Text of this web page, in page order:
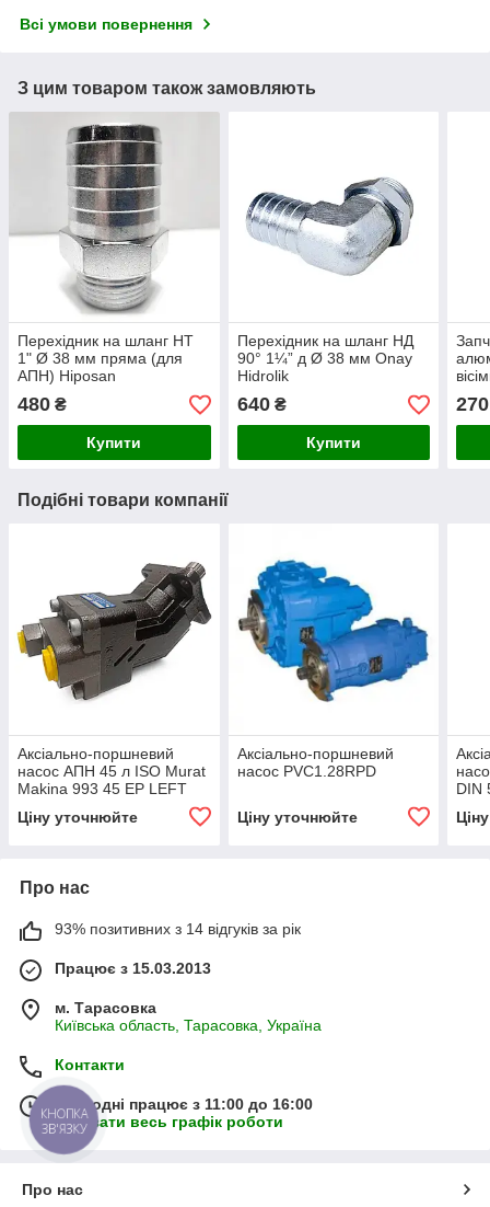
Всі умови повернення
З цим товаром також замовляють
Перехідник на шланг НТ
1" Ø 38 мм пряма (для
АПН) Hiposan
480 ₴
Купити
Перехідник на шланг НД
90° 1¼” д Ø 38 мм Onay
Hidrolik
640₴
Купити
270
Подібні товари компанії
Аксіально-поршневий
насос АПН 45 л ISO Murat
Makina 993 45 EP LEFT
Ціну уточнюйте
Аксіально-поршневий
насос PVC1.28RPD
Ціну уточнюйте
DIN
Про нас
93% позитивних з 14 відгуків за рік
Працює з 15.03.2013
м. Тарасовка
Київська область, Тарасовка, Україна
Контакти
Сьогодні працює з 11:00 до 16:00
Показати весь графік роботи
Про нас
КНОПКА
ЗВ'ЯЗКУ